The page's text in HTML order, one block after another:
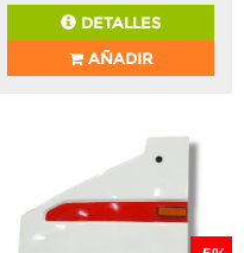
DETALLES
AÑADIR